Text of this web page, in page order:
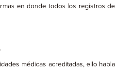
en donde todos los registros de
médicas acreditadas, ello habla